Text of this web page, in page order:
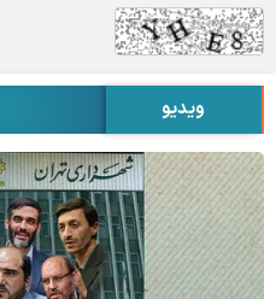
ویدیو